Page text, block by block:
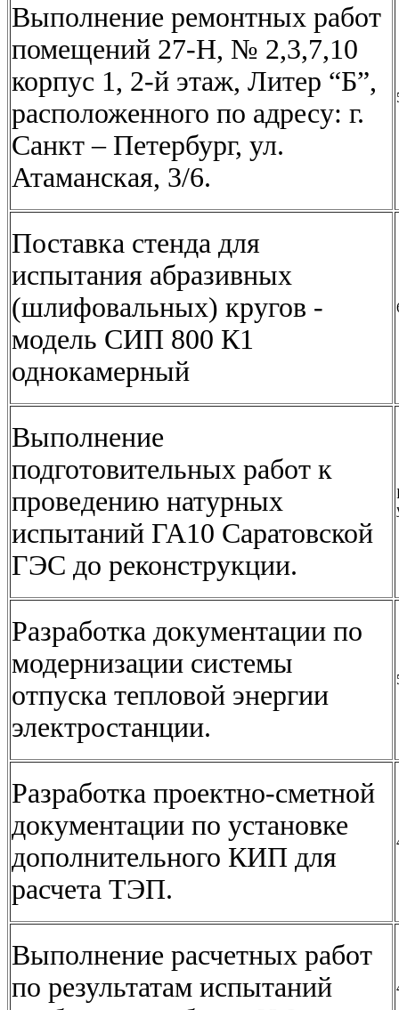
Выполнение ремонтных работ
помещений 27-Н, № 2,3,7,10
корпус 1, 2-й этаж, Литер “Б”,
расположенного по адресу: г.
Санкт – Петербург, ул.
Атаманская, 3/6.
Поставка стенда для
испытания абразивных
(шлифовальных) кругов -
модель СИП 800 К1
однокамерный
Выполнение
подготовительных работ к
проведению натурных
испытаний ГА10 Саратовской
ГЭС до реконструкции.
Разработка документации по
модернизации системы
отпуска тепловой энергии
электростанции.
Разработка проектно-сметной
документации по установке
дополнительного КИП для
расчета ТЭП.
Выполнение расчетных работ
по результатам испытаний